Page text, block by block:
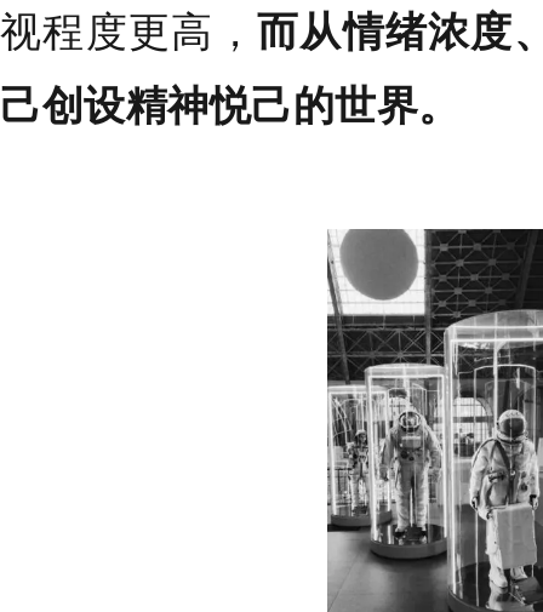
视程度更高， 而从情绪浓度
己创设精神悦己的世界。